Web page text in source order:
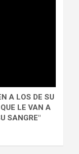
A LOS DE SU
LE VAN A
SANGRE"